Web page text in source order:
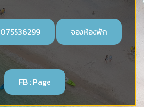
ราเต็มไปด้วยโขดหินที่สวยงามจัดเรียงกันตาม
ยรูป และน้ำทะเลสวยๆ ชายหาดที่ดูสบายตา
More จองห้องพัก